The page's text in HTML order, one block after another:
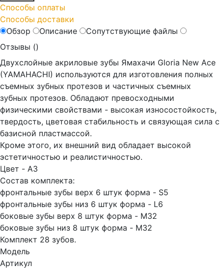
Способы оплаты
Способы доставки
Обзор
Описание
Сопутствующие файлы
Отзывы ()
Двухслойные акриловые зубы Ямахачи Gloria New Ace
(YAMAHACHI) используются для изготовления полных
съемных зубных протезов и частичных съемных
зубных протезов. Обладают превосходными
физическими свойствами - высокая износостойкость,
твердость, цветовая стабильность и связующая сила с
базисной пластмассой.
Кроме этого, их внешний вид обладает высокой
эстетичностью и реалистичностью.
Цвет - A3
Состав комплекта:
фронтальные зубы верх 6 штук форма - S5
фронтальные зубы низ 6 штук форма - L6
боковые зубы верх 8 штук форма - M32
боковые зубы низ 8 штук форма - M32
Комплект 28 зубов.
Модель
Артикул